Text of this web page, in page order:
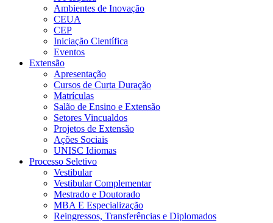
Ambientes de Inovação
CEUA
CEP
Iniciação Científica
Eventos
Extensão
Apresentação
Cursos de Curta Duração
Matrículas
Salão de Ensino e Extensão
Setores Vincualdos
Projetos de Extensão
Ações Sociais
UNISC Idiomas
Processo Seletivo
Vestibular
Vestibular Complementar
Mestrado e Doutorado
MBA E Especialização
Reingressos, Transferências e Diplomados